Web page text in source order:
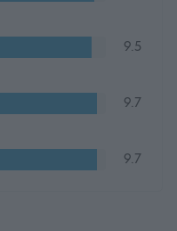
9.5
9.7
9.7